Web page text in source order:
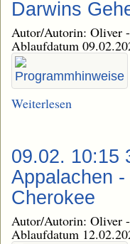
Darwins
Autor/Autorin: Oliver -
Ablaufdatum
Weiterlesen
09.02. 10:15
Appalachen
Cherokee
Autor/Autorin: Oliver -
Ablaufdatum